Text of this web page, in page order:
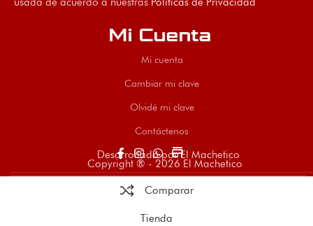
Mi Cuenta
Mi cuenta
Cambiar mi clave
Olvidé mi clave
Contáctenos
store
Desarrollado por El Machetico
Copyright ® - 2026 El Machetico
Comparar
Tienda